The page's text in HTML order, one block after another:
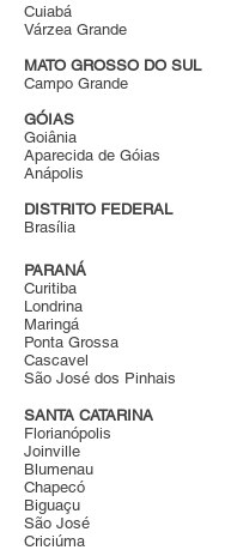
Cuiabá
Várzea Grande
MATO GROSSO DO SUL
Campo Grande
GÓIAS
Goiânia
Aparecida de Góias
Anápolis
DISTRITO FEDERAL
Brasília
PARANÁ
Curitiba
Londrina
Maringá
Ponta Grossa
Cascavel
São José dos Pinhais
SANTA CATARINA
Florianópolis
Joinville
Blumenau
Chapecó
Biguaçu
São José
Criciúma